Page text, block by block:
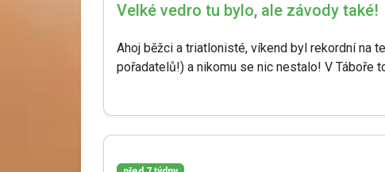
Velké vedro tu bylo, ale závody také!
Ahoj běžci a triatlonisté, víkend byl rekordní na
pořadatelů!) a nikomu se nic nestalo! V Táboře